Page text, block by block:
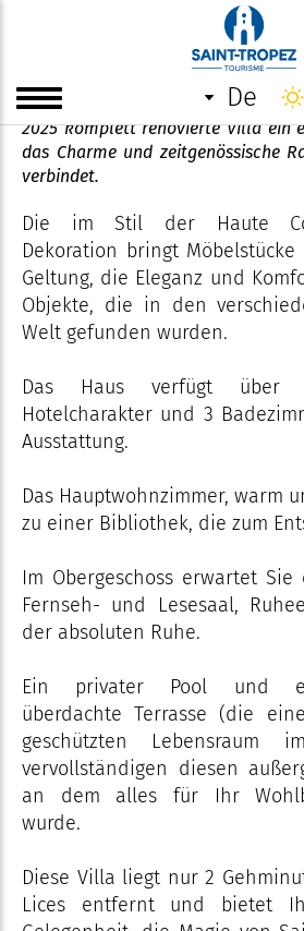
de
VILLA " M"
Eingebettet im Herzen des Dorfes
2025 komplett renovierte Villa ein
das Charme und zeitgenössische
verbindet.
Die im Stil der Haute
Dekoration bringt
Geltung, die Eleganz und
Objekte, die in den
Welt gefunden wurden.
Das Haus verfügt
Hotelcharakter und 3
Ausstattung.
Das Hauptwohnzimmer, warm
zu einer Bibliothek, die zum
Im Obergeschoss erwartet
Fernseh- und Lesesaal,
der absoluten Ruhe.
Ein privater Pool und
überdachte Terrasse (die
geschützten Lebensraum
vervollständigen diesen
an dem alles für Ihr
wurde.
Diese Villa liegt nur 2
Lices entfernt und bietet